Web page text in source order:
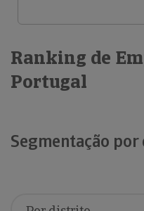
Ranking de
Portugal
Segmentação